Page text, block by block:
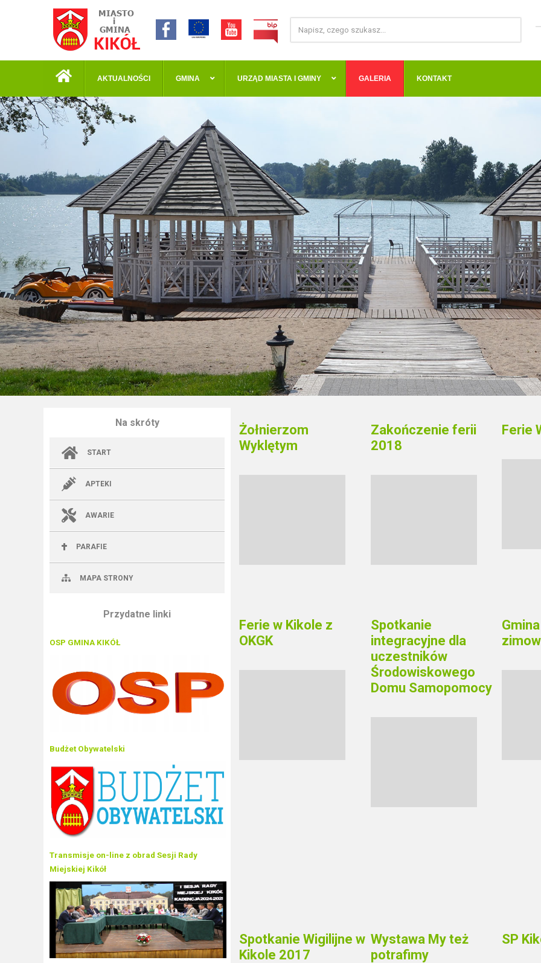
AKTUALNOŚCI GMINA URZĄD MIASTA I GMINY GALERIA KONTAKT
Na skróty
START
APTEKI
AWARIE
PARAFIE
MAPA STRONY
Przydatne linki
OSP GMINA KIKÓŁ
Budżet Obywatelski
Transmisje on-line z obrad Sesji Rady
Miejskiej Kikół
Żołnierzom
Wyklętym
Zakończenie ferii
2018
Ferie
Ferie w Kikole z
OKGK
Spotkanie
integracyjne dla
uczestników
Środowiskowego
Domu Samopomocy
Spotkanie Wigilijne w
Kikole 2017
Wystawa My też
potrafimy
SP